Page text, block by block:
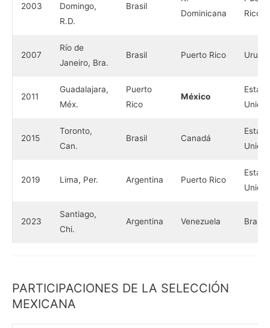
2003
Domingo,
R.D.
Brasil
Dominicana
Rico
2007
Río de
Janeiro, Bra.
Brasil Puerto Rico
2011
Guadalajara,
Méx.
Puerto
Rico
México
Unidos
2015
Toronto,
Can.
Brasil Canadá
Unidos
2019 Lima, Per. Argentina Puerto Rico
Unidos
2023
Santiago,
Chi.
Argentina Venezuela Brasil
PARTICIPACIONES DE LA SELECCIÓN
MEXICANA